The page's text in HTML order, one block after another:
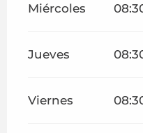
Miércoles
Jueves
Viernes